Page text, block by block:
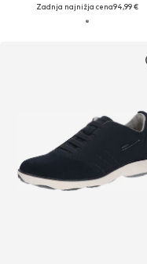
Zadnja najnižja cena94,99 €